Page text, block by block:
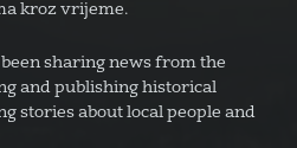
kroz vrijeme.
sharing news from the
and publishing historical
stories about local people and